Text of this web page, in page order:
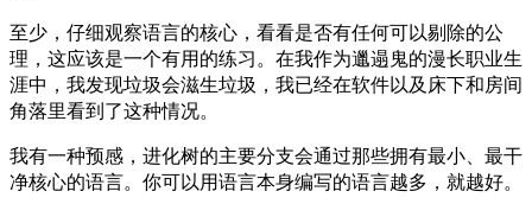
至少，仔细观察语言的核心，看看是否有任何可以剔除的公
理，这应该是一个有用的练习。在我作为邋遢鬼的漫长职业生
涯中，我发现垃圾会滋生垃圾，我已经在软件以及床下和房间
角落里看到了这种情况。
我有一种预感，进化树的主要分支会通过那些拥有最小、最干
净核心的语言。你可以用语言本身编写的语言越多，就越好。